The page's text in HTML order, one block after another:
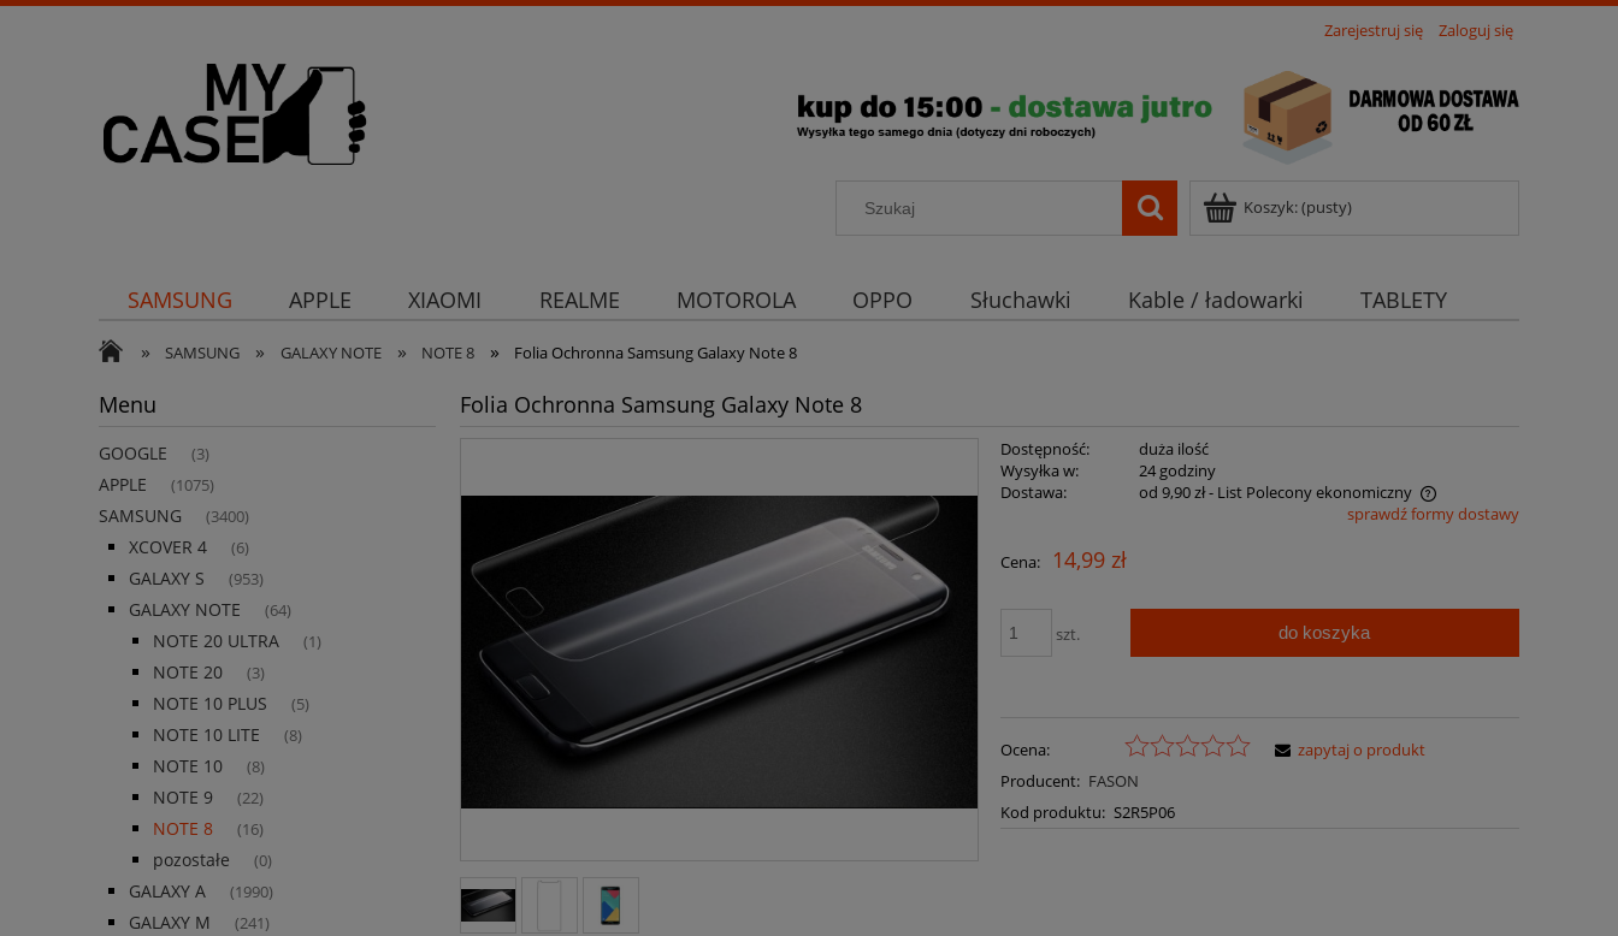
Zarejestruj się Zaloguj się
Koszyk:(pusty)
SAMSUNG APPLE XIAOMI REALME MOTOROLA OPPO Słuchawki Kable / ładowarki
TABLETY
Uchwyty
Ochrona aparatu Ochrona aparatu Strona główna
» SAMSUNG » GALAXY NOTE » NOTE 8 » Folia Ochronna Samsung Galaxy Note 8
Menu
GOOGLE (3)
APPLE (1075)
SAMSUNG (3400)
XCOVER 4 (6)
GALAXY S (953)
GALAXY NOTE (64)
NOTE 20 ULTRA (1)
NOTE 20 (3)
NOTE 10 PLUS (5)
NOTE 10 LITE (8)
NOTE 10 (8)
NOTE 9 (22)
NOTE 8 (16)
pozostałe (0)
GALAXY A (1990)
GALAXY M (241)
Folia Ochronna Samsung Galaxy Note 8
Dostępność:
duża ilość
Wysyłka w:
24 godziny
Dostawa:
od 9,90 zł- List Polecony ekonomiczny
płatności
sprawdź formy dostawy
Cena: 14,99 zł
szt. do koszyka
Ocena:
Producent: FASON
Kod produktu: S2R5P06
zapytaj o produkt